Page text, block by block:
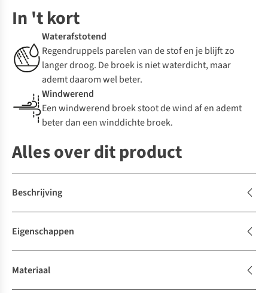
In 't kort
Waterafstotend
Regendruppels parelen van de stof en je blijft zo
langer droog. De broek is niet waterdicht, maar
ademt daarom wel beter.
Windwerend
Een windwerend broek stoot de wind af en ademt
beter dan een winddichte broek.
Alles over dit product
Beschrijving
Eigenschappen
Materiaal